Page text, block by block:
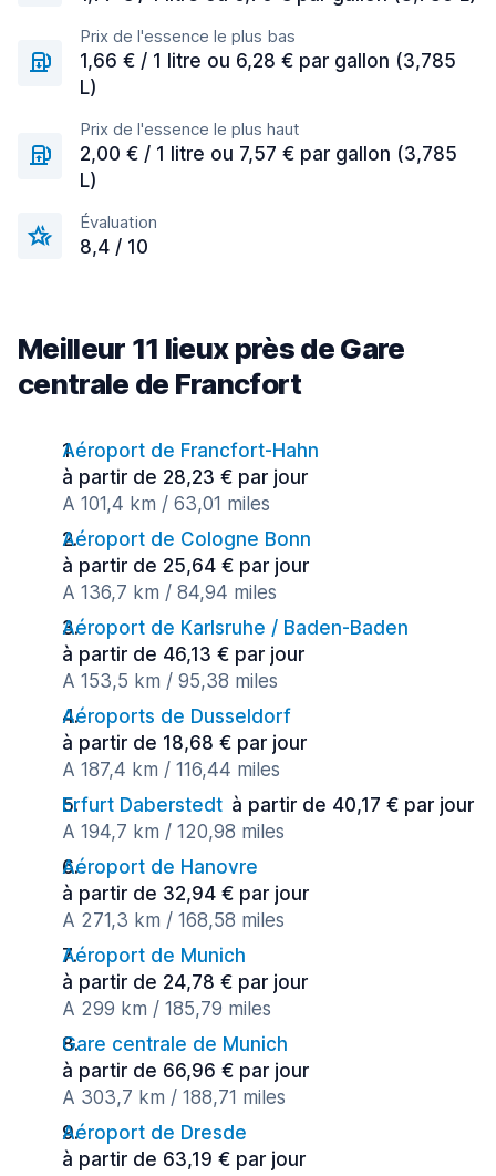
Prix de l'essence le plus bas
1,66 € / 1 litre ou 6,28 € par gallon (3,785
L)
Prix de l'essence le plus haut
2,00 € / 1 litre ou 7,57 € par gallon (3,785
L)
Évaluation
8,4 / 10
Meilleur 11 lieux près de Gare
centrale de Francfort
Aéroport de Francfort-Hahn
à partir de 28,23 € par jour
A 101,4 km / 63,01 miles
Aéroport de Cologne Bonn
à partir de 25,64 € par jour
A 136,7 km / 84,94 miles
Aéroport de Karlsruhe / Baden-Baden
à partir de 46,13 € par jour
A 153,5 km / 95,38 miles
Aéroports de Dusseldorf
à partir de 18,68 € par jour
A 187,4 km / 116,44 miles
Erfurt Daberstedt à partir de 40,17 € par jour
A 194,7 km / 120,98 miles
Aéroport de Hanovre
à partir de 32,94 € par jour
A 271,3 km / 168,58 miles
Aéroport de Munich
à partir de 24,78 € par jour
A 299 km / 185,79 miles
Gare centrale de Munich
à partir de 66,96 € par jour
A 303,7 km / 188,71 miles
Aéroport de Dresde
à partir de 63,19 € par jour